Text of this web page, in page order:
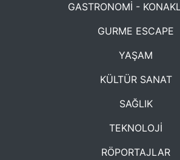
GASTRONOMİ -
GURME ESCAPE
YAŞAM
KÜLTÜR SANAT
SAĞLIK
TEKNOLOJİ
RÖPORTAJLAR